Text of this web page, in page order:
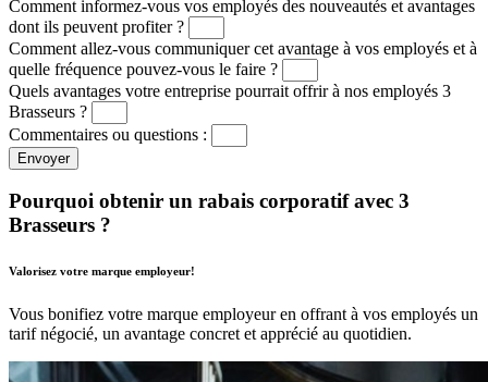
Comment informez-vous vos employés des nouveautés et avantages
dont ils peuvent profiter ?
Comment allez-vous communiquer cet avantage à vos employés et à
quelle fréquence pouvez-vous le faire ?
Quels avantages votre entreprise pourrait offrir à nos employés 3
Brasseurs ?
Commentaires ou questions :
Envoyer
Pourquoi obtenir un rabais corporatif avec 3
Brasseurs ?
Valorisez votre marque employeur!
Vous bonifiez votre marque employeur en offrant à vos employés un
tarif négocié, un avantage concret et apprécié au quotidien.